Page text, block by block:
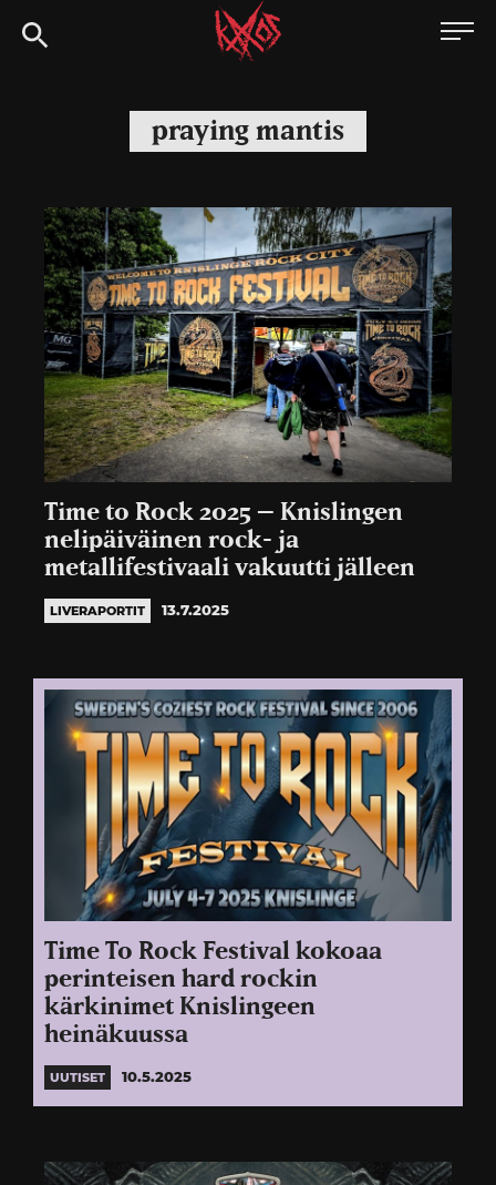
Siirry
suoraan
Kaaoszine
praying mantis
Time to Rock 2025 – Knislingen
nelipäiväinen rock- ja
metallifestivaali vakuutti jälleen
LIVERAPORTIT 13.7.2025
Time To Rock Festival kokoaa
perinteisen hard rockin
kärkinimet Knislingeen
heinäkuussa
UUTISET 10.5.2025